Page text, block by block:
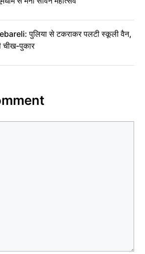
पुलिया से टकराकर पलटी स्कूली वैन,
चीख-पुकार